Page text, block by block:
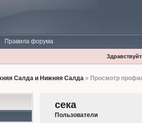
Правила форума
Салда и Нижняя Салда» Просмотр
сека
Пользователи